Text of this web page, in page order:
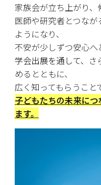
家族会が立ち上がり、
医師や研究者とつなが
ようになり、
不安が少しずつ安心へ
学会出展を通して、 さ
めるとともに、
広く知ってもらうこと
子どもたちの未来に
ます。